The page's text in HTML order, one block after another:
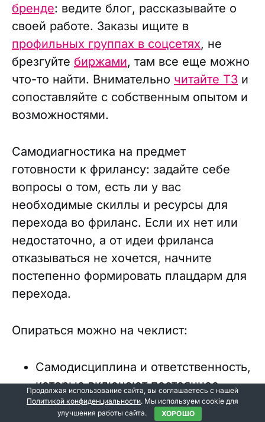
бренде: ведите блог, рассказывайте о
своей работе. Заказы ищите в
профильных группах в соцсетях, не
брезгуйте биржами, там все еще можно
что-то найти. Внимательно читайте ТЗ и
сопоставляйте с собственным опытом и
возможностями.
Самодиагностика на предмет
готовности к фрилансу: задайте себе
вопросы о том, есть ли у вас
необходимые скиллы и ресурсы для
перехода во фриланс. Если их нет или
недостаточно, а от идеи фриланса
отказываться не хочется, начните
постепенно формировать плацдарм для
перехода.
Опираться можно на чеклист:
Самодисциплина и ответственность,
которые включают постоянное
взаимодействие с клиентами.
Продолжая использование сайта, вы соглашаетесь с нашей
Политикой конфиденциальности. Мы используем cookie для
улучшения работы сайта.
ХОРОШО